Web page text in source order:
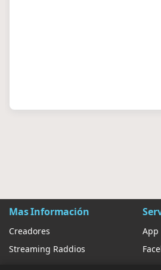
Mas Información
Creadores
Streaming Raddios
App